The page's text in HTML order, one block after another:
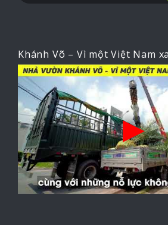
Khánh Võ – Vì một Việt Nam